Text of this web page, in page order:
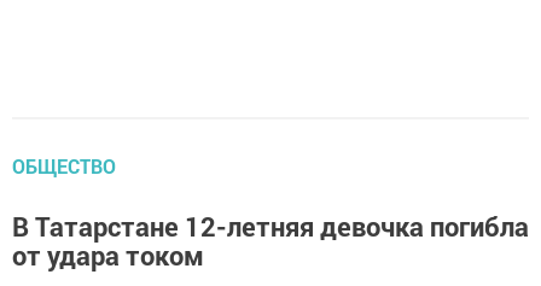
ОБЩЕСТВО
В Татарстане 12-летняя девочка погибла
от удара током